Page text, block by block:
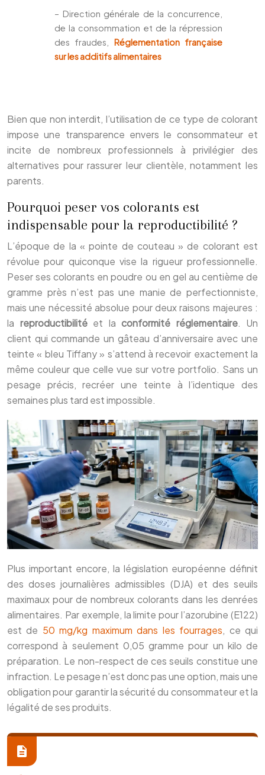
– Direction générale de la concurrence,
de la consommation et de la répression
des fraudes, Réglementation française
sur les additifs alimentaires
Bien que non interdit, l’utilisation de ce type de colorant
impose une transparence envers le consommateur et
incite de nombreux professionnels à privilégier des
alternatives pour rassurer leur clientèle, notamment les
parents.
Pourquoi peser vos colorants est
indispensable pour la reproductibilité ?
L’époque de la « pointe de couteau » de colorant est
révolue pour quiconque vise la rigueur professionnelle.
Peser ses colorants en poudre ou en gel au centième de
gramme près n’est pas une manie de perfectionniste,
mais une nécessité absolue pour deux raisons majeures :
la reproductibilitéet la conformité réglementaire. Un
client qui commande un gâteau d’anniversaire avec une
teinte « bleu Tiffany » s’attend à recevoir exactement la
même couleur que celle vue sur votre portfolio. Sans un
pesage précis, recréer une teinte à l’identique des
semaines plus tard est impossible.
Plus important encore, la législation européenne définit
des doses journalières admissibles (DJA) et des seuils
maximaux pour de nombreux colorants dans les denrées
alimentaires. Par exemple, la limite pour l’azorubine (E122)
est de 50 mg/kg maximum dans les fourrages, ce qui
correspond à seulement 0,05 gramme pour un kilo de
préparation. Le non-respect de ces seuils constitue une
infraction. Le pesage n’est donc pas une option, mais une
obligation pour garantir la sécurité du consommateur et la
légalité de ses produits.